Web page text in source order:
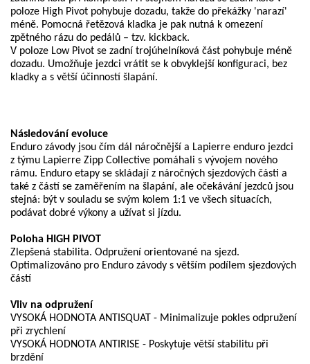
poloze High Pivot pohybuje dozadu, takže do překážky 'narazí'
méně. Pomocná řetězová kladka je pak nutná k omezení
zpětného rázu do pedálů – tzv. kickback.
V poloze Low Pivot se zadní trojúhelníková část pohybuje méně
dozadu. Umožňuje jezdci vrátit se k obvyklejší konfiguraci, bez
kladky a s větší účinností šlapání.
Následování evoluce
Enduro závody jsou čím dál náročnější a Lapierre enduro jezdci
z týmu Lapierre Zipp Collective pomáhali s vývojem nového
rámu. Enduro etapy se skládají z náročných sjezdových části a
také z částí se zaměřením na šlapání, ale očekávání jezdců jsou
stejná: být v souladu se svým kolem 1:1 ve všech situacích,
podávat dobré výkony a užívat si jízdu.
Poloha HIGH PIVOT
Zlepšená stabilita. Odpružení orientované na sjezd.
Optimalizováno pro Enduro závody s větším podílem sjezdových
částí
Vliv na odpružení
VYSOKÁ HODNOTA ANTISQUAT - Minimalizuje pokles odpružení
při zrychlení
VYSOKÁ HODNOTA ANTIRISE - Poskytuje větší stabilitu při
brzdění